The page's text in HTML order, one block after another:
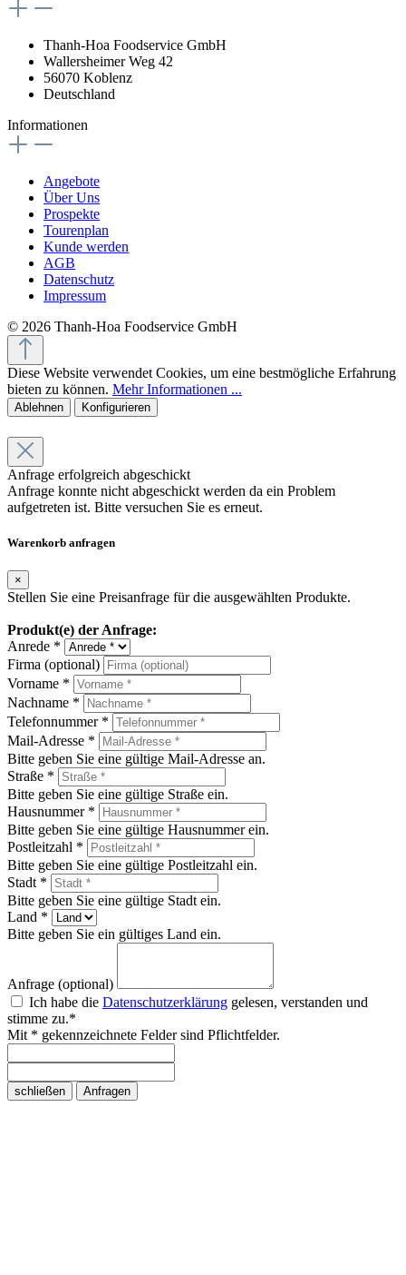
Thanh-Hoa Foodservice GmbH
Wallersheimer Weg 42
56070 Koblenz
Deutschland
Informationen
Angebote
Über Uns
Prospekte
Tourenplan
Kunde werden
AGB
Datenschutz
Impressum
© 2026 Thanh-Hoa Foodservice GmbH
Diese Website verwendet Cookies, um eine bestmögliche Erfahrung
bieten zu können. Mehr Informationen ...
Ablehnen Konfigurieren
Anfrage erfolgreich abgeschickt
Anfrage konnte nicht abgeschickt werden da ein Problem
aufgetreten ist. Bitte versuchen Sie es erneut.
Warenkorb anfragen
×
Stellen Sie eine Preisanfrage für die ausgewählten Produkte.
Produkt(e) der Anfrage:
Anrede *
Firma (optional)
Vorname *
Nachname *
Telefonnummer *
Mail-Adresse *
Bitte geben Sie eine gültige Mail-Adresse an.
Straße *
Bitte geben Sie eine gültige Straße ein.
Hausnummer *
Bitte geben Sie eine gültige Hausnummer ein.
Postleitzahl *
Bitte geben Sie eine gültige Postleitzahl ein.
Stadt *
Bitte geben Sie eine gültige Stadt ein.
Land *
Bitte geben Sie ein gültiges Land ein.
Anfrage (optional)
Ich habe die Datenschutzerklärung gelesen, verstanden und
stimme zu.*
Mit * gekennzeichnete Felder sind Pflichtfelder.
schließen Anfragen